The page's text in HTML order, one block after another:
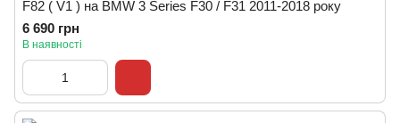
F82 ( V1 ) на BMW 3 Series F30 / F31 2011-2018 року
6 690 грн
В наявності